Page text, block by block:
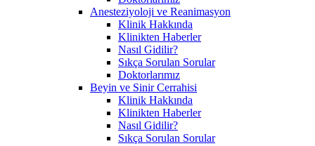
Anesteziyoloji ve Reanimasyon
Klinik Hakkında
Klinikten Haberler
Nasıl Gidilir?
Sıkça Sorulan Sorular
Doktorlarımız
Beyin ve Sinir Cerrahisi
Klinik Hakkında
Klinikten Haberler
Nasıl Gidilir?
Sıkça Sorulan Sorular